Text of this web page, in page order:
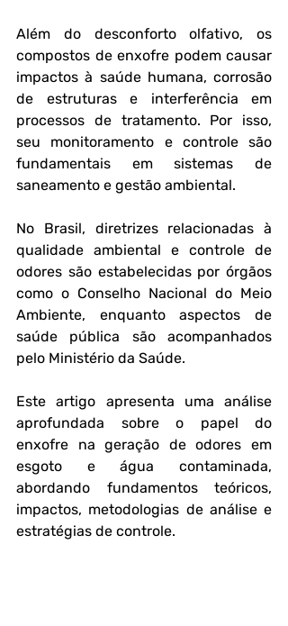
Além do desconforto olfativo, os
compostos de enxofre podem causar
impactos à saúde humana, corrosão
de estruturas e interferência em
processos de tratamento. Por isso,
seu monitoramento e controle são
fundamentais em sistemas de
saneamento e gestão ambiental.
No Brasil, diretrizes relacionadas à
qualidade ambiental e controle de
odores são estabelecidas por órgãos
como o Conselho Nacional do Meio
Ambiente, enquanto aspectos de
saúde pública são acompanhados
pelo Ministério da Saúde.
Este artigo apresenta uma análise
aprofundada sobre o papel do
enxofre na geração de odores em
esgoto e água contaminada,
abordando fundamentos teóricos,
impactos, metodologias de análise e
estratégias de controle.